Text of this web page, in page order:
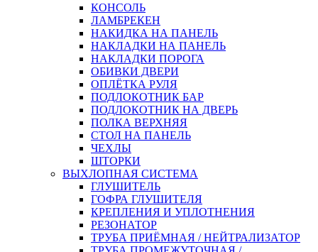
КОНСОЛЬ
ЛАМБРЕКЕН
НАКИДКА НА ПАНЕЛЬ
НАКЛАДКИ НА ПАНЕЛЬ
НАКЛАДКИ ПОРОГА
ОБИВКИ ДВЕРИ
ОПЛЁТКА РУЛЯ
ПОДЛОКОТНИК БАР
ПОДЛОКОТНИК НА ДВЕРЬ
ПОЛКА ВЕРХНЯЯ
СТОЛ НА ПАНЕЛЬ
ЧЕХЛЫ
ШТОРКИ
ВЫХЛОПНАЯ СИСТЕМА
ГЛУШИТЕЛЬ
ГОФРА ГЛУШИТЕЛЯ
КРЕПЛЕНИЯ И УПЛОТНЕНИЯ
РЕЗОНАТОР
ТРУБА ПРИЁМНАЯ / НЕЙТРАЛИЗАТОР